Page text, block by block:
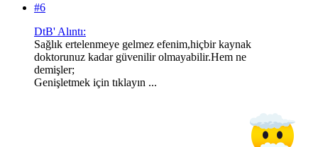
#6
DtB' Alıntı:
Sağlık ertelenmeye gelmez efenim,hiçbir kaynak
doktorunuz kadar güvenilir olmayabilir.Hem ne
demişler;
Genişletmek için tıklayın ...